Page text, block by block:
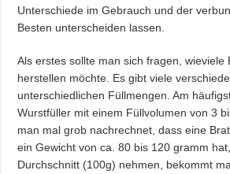
Unterschiede im Gebrauch und der
Besten unterscheiden lassen.
Als erstes sollte man sich fragen, wieviele
herstellen möchte. Es gibt viele
unterschiedlichen Füllmengen. Am
Wurstfüller mit einem Füllvolumen von 3
man mal grob nachrechnet, dass eine
ein Gewicht von ca. 80 bis 120 gramm
Durchschnitt (100g) nehmen, bekommt